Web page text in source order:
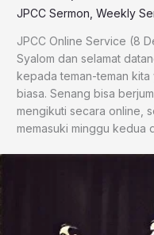
JPCC Sermon Weekly
JPCC Online Service (8
Syalom dan selamat
kepada teman-teman
biasa. Senang bisa
mengikuti secara online,
memasuki minggu kedua